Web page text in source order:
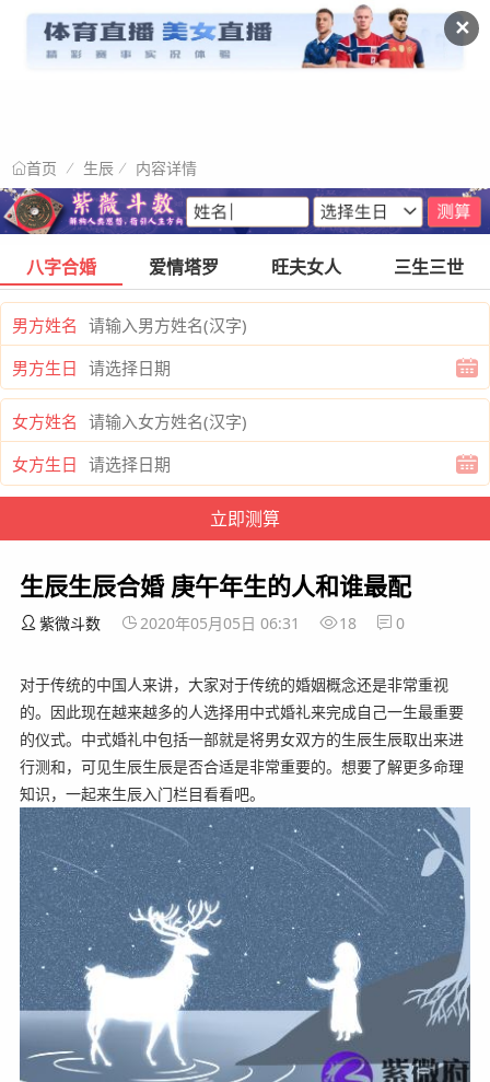
✕
首页 生辰 内容详情
八字合婚 爱情塔罗 旺夫女人 三生三世
男方姓名
男方生日
女方姓名
女方生日
生辰生辰合婚 庚午年生的人和谁最配
紫微斗数 2020年05月05日 06:31 18 0
对于传统的中国人来讲，大家对于传统的婚姻概念还是非常重视
的。因此现在越来越多的人选择用中式婚礼来完成自己一生最重要
的仪式。中式婚礼中包括一部就是将男女双方的生辰生辰取出来进
行测和，可见生辰生辰是否合适是非常重要的。想要了解更多命理
知识，一起来生辰入门栏目看看吧。